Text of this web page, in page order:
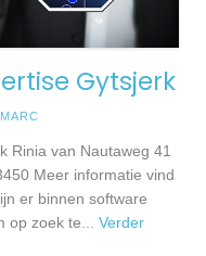
Gytsjerk
MARC
Rinia van Nautaweg 41
Meer informatie vind
er binnen software
op zoek te ... Verder